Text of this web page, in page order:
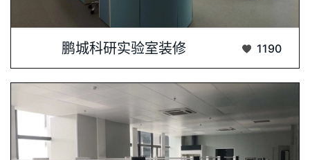
鹏城科研实验室装修 1190